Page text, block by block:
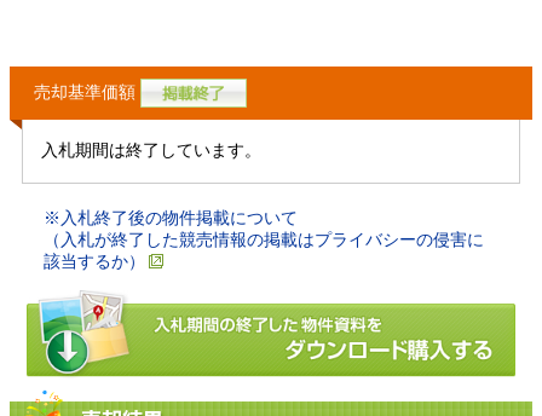
売却基準価額
入札期間は終了しています。
※入札終了後の物件掲載について
（入札が終了した競売情報の掲載はプライバシーの侵害に
該当するか）